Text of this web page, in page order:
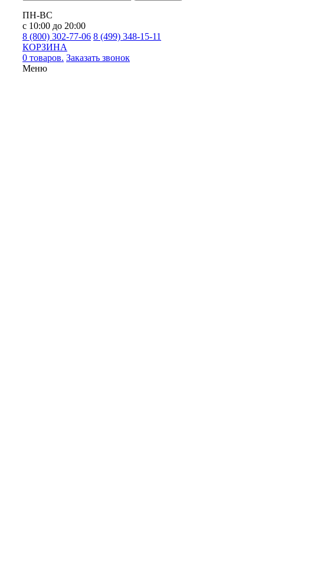
ПН-ВС
с 10:00 до 20:00
8 (800) 302-77-06 8 (499) 348-15-11
КОРЗИНА
0 товаров. Заказать звонок
Меню